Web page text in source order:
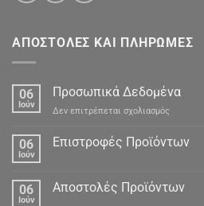
ΑΠΟΣΤΟΛΕΣ ΚΑΙ ΠΛΗΡΩΜΕΣ
06
Ιούν
Προσωπικά Δεδομένα
Δεν επιτρέπεται σχολιασμός
Δεδομένα
06
Ιούν
Επιστροφές Προϊόντων
06
Ιούν
Αποστολές Προϊόντων